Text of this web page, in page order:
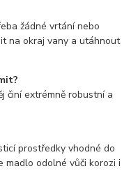
žádné vrtání nebo
na okraj vany a utáhnout
činí extrémně robustní a
prostředky vhodné do
madlo odolné vůči korozi i